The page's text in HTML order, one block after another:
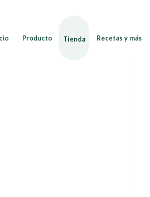
Producto Tienda Recetas y más